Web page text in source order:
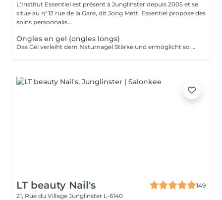
L'Institut Essentiel est présent à Junglinster depuis 2005 et se
situe au n°12 rue de la Gare, dit Jong Mëtt. Essentiel propose des
soins personnalis...
Ongles en gel (ongles longs)
Das Gel verleiht dem Naturnagel Stärke und ermöglicht so Form und Länge nach Wunsch anzupassen. Da es sehr stark ist, eignet sich das Gel für Verlängerungen von sehr kurzen Nägel. Diese kann durch Kapseln oder direkt auf Papierformen modeliert werden. Spitz, echkig, oval, fasst jede Form ist möglich! Das Gel soll nach maximal 5 Wochen erneut werden. Es kann auch schnell und ohne den Naturnagel zu schaden komplett wieder entfernt werden.
LT beauty Nail's
149
21, Rue du Village Junglinster L-6140